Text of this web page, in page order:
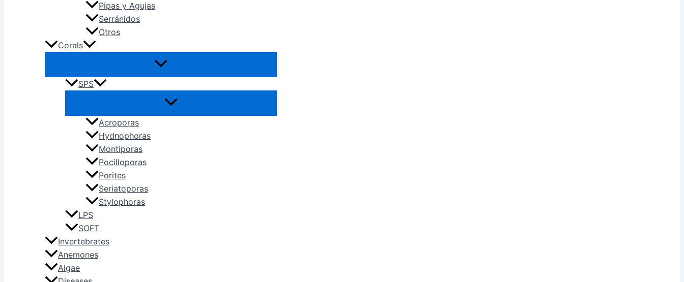
Pipas y Agujas
Serránidos
Otros
Corals
SPS
Acroporas
Hydnophoras
Montiporas
Pocilloporas
Porites
Seriatoporas
Stylophoras
LPS
SOFT
Invertebrates
Anemones
Algae